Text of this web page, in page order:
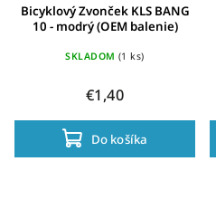
Bicyklový Zvonček KLS BANG
10 - modrý (OEM balenie)
SKLADOM (1 ks)
€1,40
Do košíka